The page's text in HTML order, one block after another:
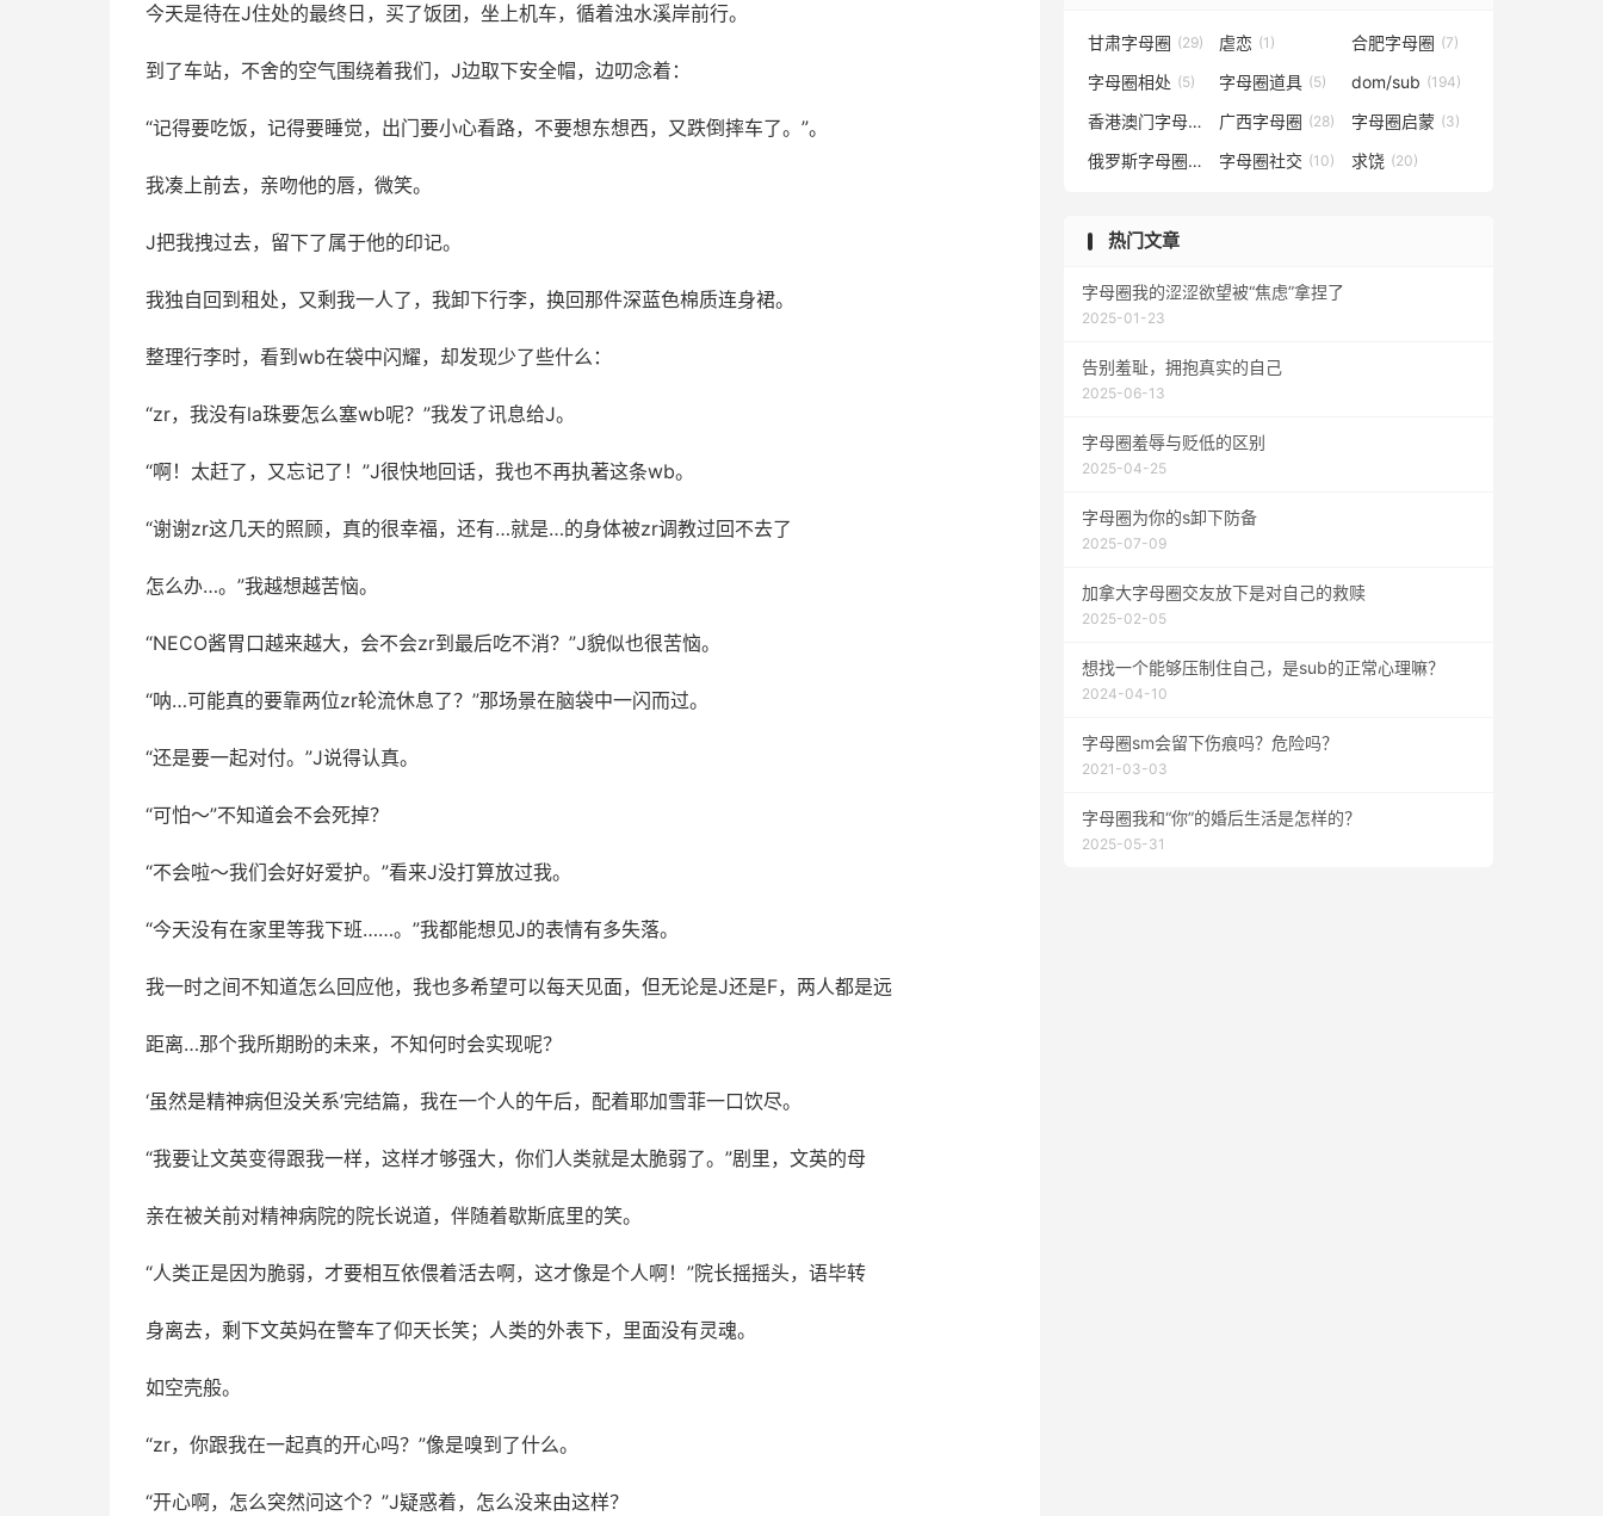
今天是待在J住处的最终日，买了饭团，坐上机车，循着浊水溪岸前行。
到了车站，不舍的空气围绕着我们，J边取下安全帽，边叨念着：
“记得要吃饭，记得要睡觉，出门要小心看路，不要想东想西，又跌倒摔车了。”。
我凑上前去，亲吻他的唇，微笑。
J把我拽过去，留下了属于他的印记。
我独自回到租处，又剩我一人了，我卸下行李，换回那件深蓝色棉质连身裙。
整理行李时，看到wb在袋中闪耀，却发现少了些什么：
“zr，我没有la珠要怎么塞wb呢？”我发了讯息给J。
“啊！太赶了，又忘记了！”J很快地回话，我也不再执著这条wb。
“谢谢zr这几天的照顾，真的很幸福，还有…就是…的身体被zr调教过回不去了
怎么办…。”我越想越苦恼。
“NECO酱胃口越来越大，会不会zr到最后吃不消？”J貌似也很苦恼。
“呐…可能真的要靠两位zr轮流休息了？”那场景在脑袋中一闪而过。
“还是要一起对付。”J说得认真。
“可怕～”不知道会不会死掉？
“不会啦～我们会好好爱护。”看来J没打算放过我。
“今天没有在家里等我下班……。”我都能想见J的表情有多失落。
我一时之间不知道怎么回应他，我也多希望可以每天见面，但无论是J还是F，两人都是远
距离…那个我所期盼的未来，不知何时会实现呢？
‘虽然是精神病但没关系’完结篇，我在一个人的午后，配着耶加雪菲一口饮尽。
“我要让文英变得跟我一样，这样才够强大，你们人类就是太脆弱了。”剧里，文英的母
亲在被关前对精神病院的院长说道，伴随着歇斯底里的笑。
“人类正是因为脆弱，才要相互依偎着活去啊，这才像是个人啊！”院长摇摇头，语毕转
身离去，剩下文英妈在警车了仰天长笑；人类的外表下，里面没有灵魂。
如空壳般。
“zr，你跟我在一起真的开心吗？”像是嗅到了什么。
“开心啊，怎么突然问这个？”J疑惑着，怎么没来由这样？
甘肃字母圈 (29) 虐恋 (1) 合肥字母圈 (7)
字母圈相处 (5) 字母圈道具 (5) dom/sub (194)
香港澳门字母圈 (5)
广西字母圈 (28) 字母圈启蒙 (3)
俄罗斯字母圈(4) 字母圈社交 (10) 求饶 (20)
热门文章
字母圈我的涩涩欲望被“焦虑”拿捏了
2025-01-23
告别羞耻，拥抱真实的自己
2025-06-13
字母圈羞辱与贬低的区别
2025-04-25
字母圈为你的s卸下防备
2025-07-09
加拿大字母圈交友放下是对自己的救赎
2025-02-05
想找一个能够压制住自己，是sub的正常心理嘛？
2024-04-10
字母圈sm会留下伤痕吗？危险吗？
2021-03-03
字母圈我和“你”的婚后生活是怎样的？
2025-05-31